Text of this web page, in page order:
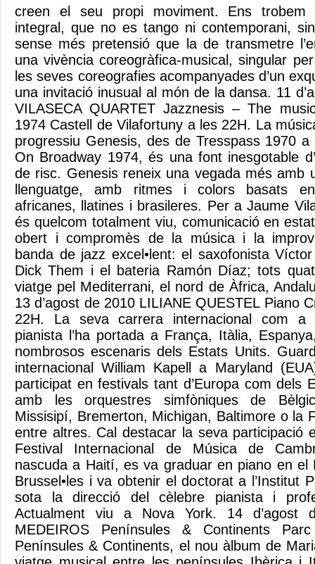
creen el seu propi moviment. Ens trobem
integral, que no es tango ni contemporani,
sense més pretensió que la de transmetre
una vivència coreogràfica-musical, singular
les seves coreografies acompanyades d’un
una invitació inusual al món de la dansa. 11
VILASECA QUARTET Jazznesis – The
1974 Castell de Vilafortuny a les 22H. La
progressiu Genesis, des de Tresspass 1970
On Broadway 1974, és una font inesgotable
de risc. Genesis reneix una vegada més amb
llenguatge, amb ritmes i colors basats
africanes, llatines i brasileres. Per a Jaume
és quelcom totalment viu, comunicació en
obert i compromès de la música i la
banda de jazz excel•lent: el saxofonista
Dick Them i el bateria Ramón Díaz; tots
viatge pel Mediterrani, el nord de Àfrica,
13 d’agost de 2010 LILIANE QUESTEL Piano
22H. La seva carrera internacional com a
pianista l’ha portada a França, Itàlia,
nombrosos escenaris dels Estats Units.
internacional William Kapell a Maryland
participat en festivals tant d’Europa com dels
amb les orquestres simfòniques de
Missisipí, Bremerton, Michigan, Baltimore o la
entre altres. Cal destacar la seva participació
Festival Internacional de Música de
nascuda a Haití, es va graduar en piano en el
Brussel•les i va obtenir el doctorat a l’Institut
sota la direcció del cèlebre pianista i
Actualment viu a Nova York. 14 d’agost
MEDEIROS Penínsules & Continents
Penínsules & Continents, el nou àlbum de